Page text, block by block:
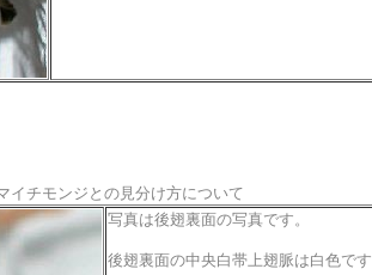
イチモンジとの見分け方について
写真は後翅裏面の写真です。
後翅裏面の中央白帯上翅脈は白色です